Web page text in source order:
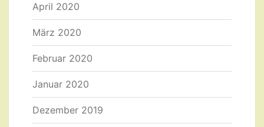
April 2020
März 2020
Februar 2020
Januar 2020
Dezember 2019